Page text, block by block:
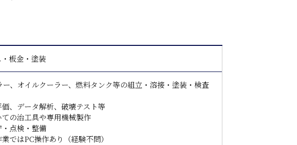
板金・塗装
、オイルクーラー、燃料タンク等の組立・溶接・塗装・検査
、データ解析、破壊テスト等
の治工具や専用機械製作
点検・整備
ではPC操作あり（経験不問）